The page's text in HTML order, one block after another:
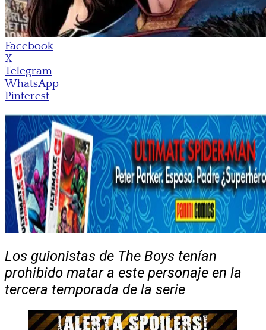
Facebook
X
Telegram
WhatsApp
Pinterest
Los guionistas de The Boys tenían
prohibido matar a este personaje en la
tercera temporada de la serie